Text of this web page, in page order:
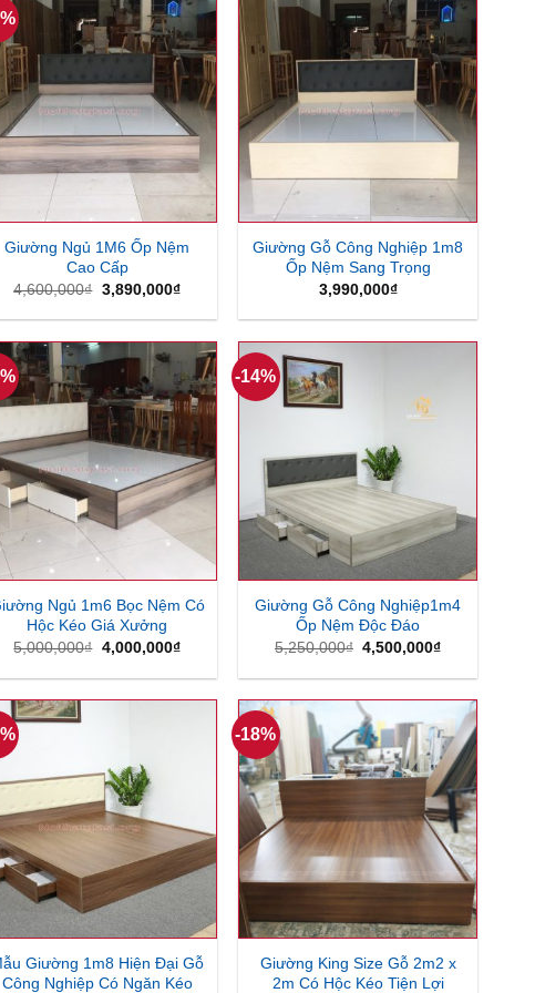
Giường Ngủ 1M6 Ốp Nệm
Cao Cấp
4,600,000₫ Giá
là:
3,890,000₫Giá
tại
3,890,000₫.
Giường Gỗ Công Nghiệp 1m8
Ốp Nệm Sang Trọng
3,990,000₫
Ngủ 1m6 Bọc Nệm Có
Hộc Kéo Giá Xưởng
5,000,000₫ Giá
là:
4,000,000₫Giá
tại
4,000,000₫.
-14%
Giường Gỗ Công Nghiệp1m4
Ốp Nệm Độc Đáo
5,250,000₫ Giá
là:
4,500,000₫Giá
tại
4,500,000₫.
Giường 1m8 Hiện Đại Gỗ
Công Nghiệp Có Ngăn Kéo
-18%
Giường King Size Gỗ 2m2 x
2m Có Hộc Kéo Tiện Lợi